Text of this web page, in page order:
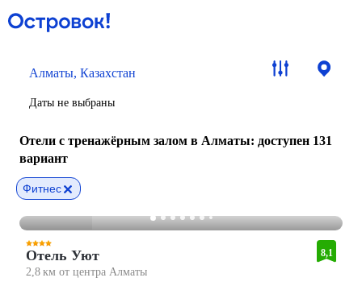
Алматы, Казахстан
Даты не выбраны
Отели с тренажёрным залом в Алматы: доступен 131
вариант
Фитнес
Отель Уют
2,8 км от центра Алматы
8,1